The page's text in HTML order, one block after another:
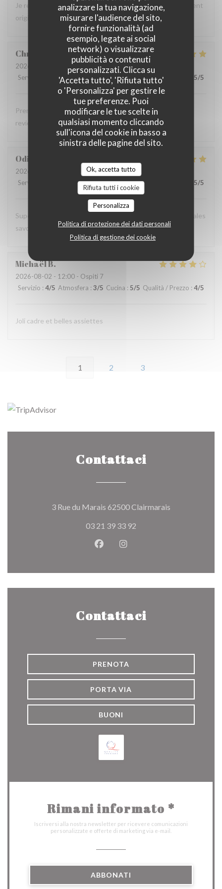
analizzare la tua navigazione,
misurare l'audience del sito,
fornire funzionalità (ad
esempio, legate ai social
network) o visualizzare
pubblicità o contenuti
personalizzati. Clicca su
'Accetta tutto', 'Rifiuta tutto'
o 'Personalizza' per gestire le
tue preferenze. Puoi
modificare le tue scelte in
qualsiasi momento cliccando
sull'icona del cookie in basso a
sinistra delle pagine del sito.
Ok, accetta tutto
Rifiuta tutti i cookie
Personalizza
Politica di protezione dei dati personali
Politica di gestione dei cookie
Je recommande la spécialité "les trois braves" c'est tellement
original pour un provençal ! C'est aussi tellement bon !
Christophe
2026-08-03
- 13:00 - Ospiti 3
Servizio
Atmosfera :5/5 Cucina:5/5 Qualità / Prezzo 5/5
Première visite chez vous Nous avons tout apprécié Nous
reviendrons une prochaine fois.
Odile
2026-08-03
- 12:00 - Ospiti 3
Servizio
Atmosfera:5/5 Cucina:5/5 Qualità / Prezzo 5/5
Super moment,terasse très agréable et spécialités régionales
savoureuses. Dessert maison excellent 👍
MichaëlB
2026-08-02 - 12:00 - Ospiti 7
Servizio : 4/5 Atmosfera : 3/5 Cucina : 5/5 Qualità / Prezzo : 4/5
Joli cadre et belles assiettes
1 2 3
Contattaci
3 Rue du Marais 62500 Clairmarais
03 21 39 33 92
Facebook ((apre una nuova
Instagram ((apre una
Contattaci
PRENOTA
PORTA VIA
BUONI
Rimani informato *
Iscriversi alla nostra newsletter per ricevere comunicazioni
personalizzate e offerte di marketing via e-mail.
ABBONATI